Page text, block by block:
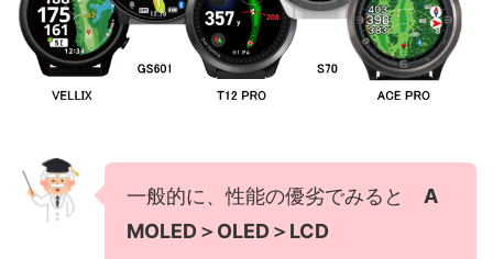
一般的に、性能の優劣でみると A
MOLED＞OLED＞LCD